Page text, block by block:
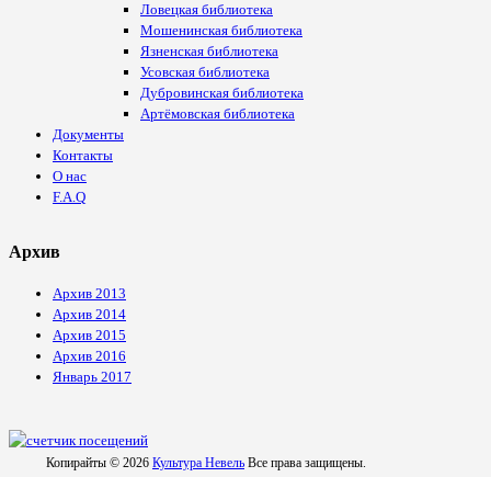
Ловецкая библиотека
Мошенинская библиотека
Язненская библиотека
Усовская библиотека
Дубровинская библиотека
Артёмовская библиотека
Документы
Контакты
О нас
F.A.Q
Архив
Архив 2013
Архив 2014
Архив 2015
Архив 2016
Январь 2017
Копирайты © 2026 Культура Невель Все права защищены.